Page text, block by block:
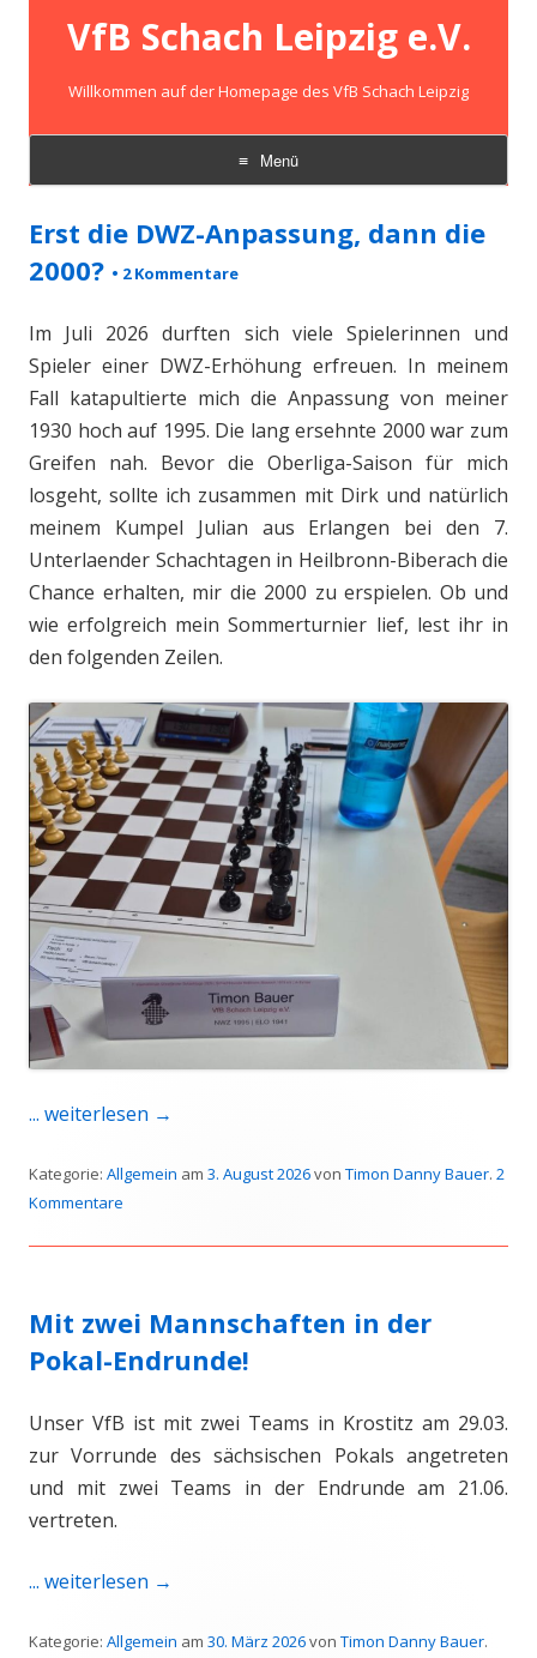
VfB Schach Leipzig e.V.
Willkommen auf der Homepage des VfB Schach Leipzig
Menü
Zum
springen
Erst die DWZ-Anpassung, dann die
2000? • 2 Kommentare
Im Juli 2026 durften sich viele Spielerinnen und
Spieler einer DWZ-Erhöhung erfreuen. In meinem
Fall katapultierte mich die Anpassung von meiner
1930 hoch auf 1995. Die lang ersehnte 2000 war zum
Greifen nah. Bevor die Oberliga-Saison für mich
losgeht, sollte ich zusammen mit Dirk und natürlich
meinem Kumpel Julian aus Erlangen bei den 7.
Unterlaender Schachtagen in Heilbronn-Biberach die
Chance erhalten, mir die 2000 zu erspielen. Ob und
wie erfolgreich mein Sommerturnier lief, lest ihr in
den folgenden Zeilen.
... weiterlesen →
Kategorie: Allgemein am 3. August 2026von Timon Danny Bauer. 2
Kommentare
Mit zwei Mannschaften in der
Pokal-Endrunde!
Unser VfB ist mit zwei Teams in Krostitz am 29.03.
zur Vorrunde des sächsischen Pokals angetreten
und mit zwei Teams in der Endrunde am 21.06.
vertreten.
... weiterlesen →
Kategorie: Allgemein am 30. März 2026von Timon Danny Bauer.